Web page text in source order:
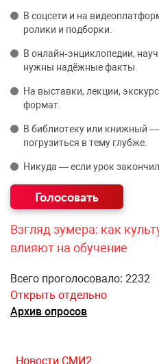
В соцсети и на
ролики и подборки.
В онлайн‑энциклопедии,
нужны надёжные факты.
На выставки, лекции,
формат.
В библиотеку или книжный
погрузиться в тему глубже.
Никуда — если урок
Взгляд зумера: как
влияют на обучение
Всего проголосовало: 2232
Открыть отдельно
Архив опросов
Новости СМИ2